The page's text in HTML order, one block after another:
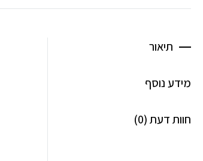
תיאור
מידע נוסף
חוות דעת (0)